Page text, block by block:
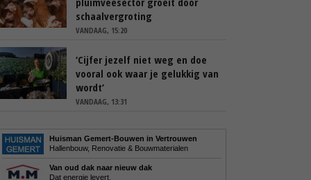
schaalvergroting
VANDAAG, 15:20
‘Cijfer jezelf niet weg en doe
vooral ook waar je gelukkig van
wordt’
VANDAAG, 13:31
Huisman Gemert-Bouwen in Vertrouwen
Hallenbouw, Renovatie & Bouwmaterialen
Van oud dak naar nieuw dak
Dat energie levert.